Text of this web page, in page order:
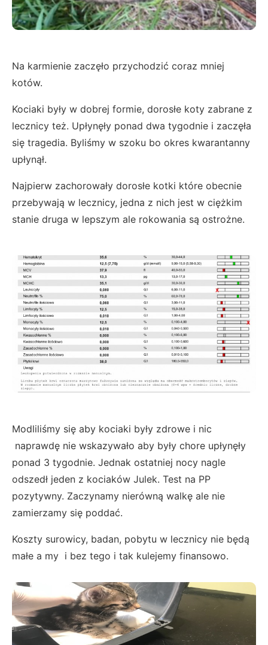
Na karmienie zaczęło przychodzić coraz mniej
kotów.
Kociaki były w dobrej formie, dorosłe koty zabrane z
lecznicy też. Upłynęły ponad dwa tygodnie i zaczęła
się tragedia. Byliśmy w szoku bo okres kwarantanny
upłynął.
Najpierw zachorowały dorosłe kotki które obecnie
przebywają w lecznicy, jedna z nich jest w ciężkim
stanie druga w lepszym ale rokowania są ostrożne.
Modliliśmy się aby kociaki były zdrowe i nic
naprawdę nie wskazywało aby były chore upłynęły
ponad 3 tygodnie. Jednak ostatniej nocy nagle
odszedł jeden z kociaków Julek. Test na PP
pozytywny. Zaczynamy nierówną walkę ale nie
zamierzamy się poddać.
Koszty surowicy, badan, pobytu w lecznicy nie będą
małe a my i bez tego i tak kulejemy finansowo.